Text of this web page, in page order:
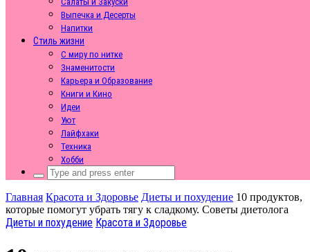
Выпечка и Десерты
Напитки
Стиль жизни
С миру по нитке
Знаменитости
Карьера и Образование
Книги и Кино
Идеи
Уют
Лайфхаки
Техника
Хобби
Search
for:
Главная Красота и Здоровье Диеты и похудение 10 продуктов,
которые помогут убрать тягу к сладкому. Советы диетолога
Диеты и похудение Красота и Здоровье